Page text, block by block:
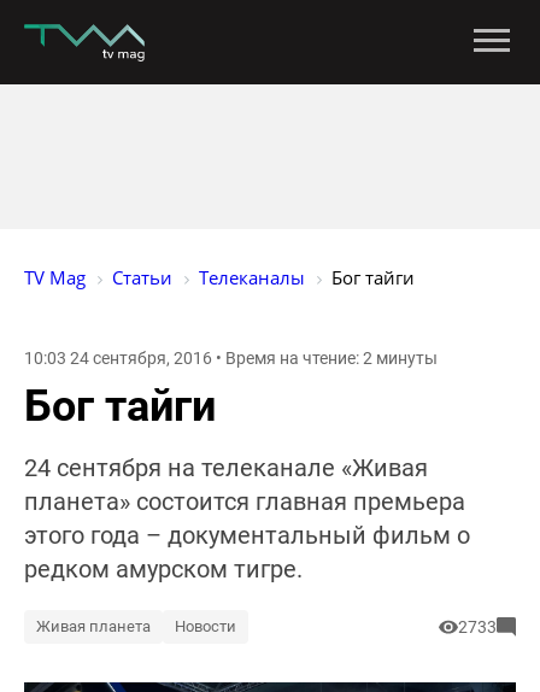
TV Mag Статьи Телеканалы Бог тайги
10:03 24 сентября, 2016 • Время на чтение: 2 минуты
Бог тайги
24 сентября на телеканале «Живая
планета» состоится главная премьера
этого года – документальный фильм о
редком амурском тигре.
Живая планета Новости 2733